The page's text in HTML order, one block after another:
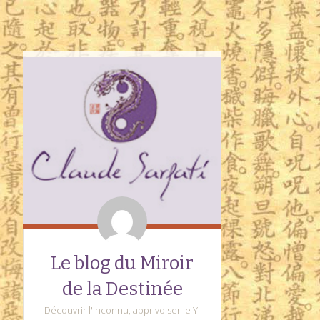
Le blog du Miroir
de la Destinée
Découvrir l'inconnu, apprivoiser le Yi